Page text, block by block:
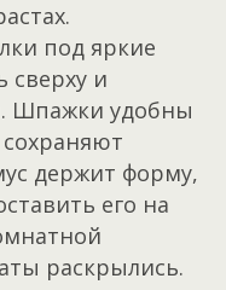
под яркие
сверху и
Шпажки удобны
держит форму,
его на
раскрылись.